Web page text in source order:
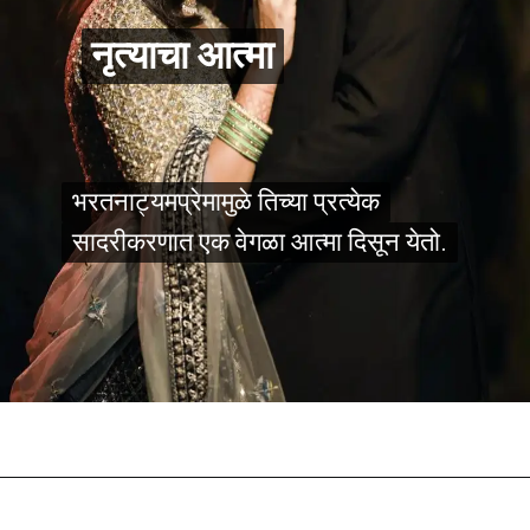
भरतनाट्यमप्रेमामुळे तिच्या प्रत्येक
सादरीकरणात एक वेगळा आत्मा दिसून येतो.
भरतनाट्यमप्रेमामुळे तिच्या प्रत्येक
सादरीकरणात एक वेगळा आत्मा दिसून येतो.
नृत्याचा आत्मा
नृत्याचा आत्मा